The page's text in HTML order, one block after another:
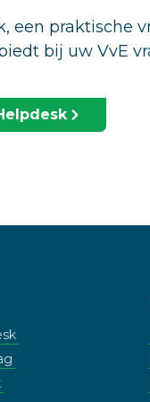
een praktische
bij uw VvE